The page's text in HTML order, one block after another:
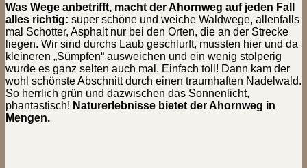
Was Wege anbetrifft, macht der Ahornweg auf jeden Fall
alles richtig: super schöne und weiche Waldwege, allenfalls
mal Schotter, Asphalt nur bei den Orten, die an der Strecke
liegen. Wir sind durchs Laub geschlurft, mussten hier und da
kleineren „Sümpfen“ ausweichen und ein wenig stolperig
wurde es ganz selten auch mal. Einfach toll! Dann kam der
wohl schönste Abschnitt durch einen traumhaften Nadelwald.
So herrlich grün und dazwischen das Sonnenlicht,
phantastisch! Naturerlebnisse bietet der Ahornweg in
Mengen.